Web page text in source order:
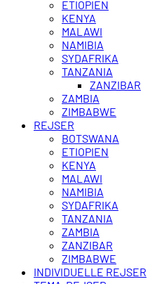
ETIOPIEN
KENYA
MALAWI
NAMIBIA
SYDAFRIKA
TANZANIA
ZANZIBAR
ZAMBIA
ZIMBABWE
REJSER
BOTSWANA
ETIOPIEN
KENYA
MALAWI
NAMIBIA
SYDAFRIKA
TANZANIA
ZAMBIA
ZANZIBAR
ZIMBABWE
INDIVIDUELLE REJSER